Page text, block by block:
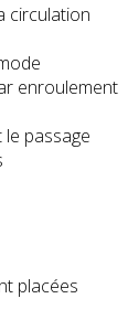
circulation
enroulement
passage
placées